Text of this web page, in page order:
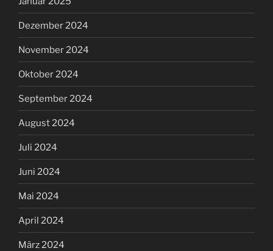
Dezember 2024
November 2024
Oktober 2024
September 2024
August 2024
Juli 2024
Juni 2024
Mai 2024
April 2024
März 2024